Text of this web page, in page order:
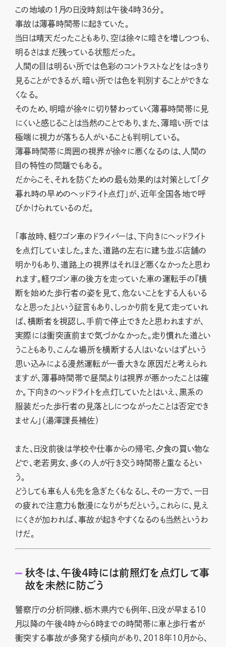
この地域の1月の日没時刻は午後4時36分。
事故は薄暮時間帯に起きていた。
当日は晴天だったこともあり、空は徐々に暗さを増しつつも、
明るさはまだ残っている状態だった。
人間の目は明るい所では色彩のコントラストなどをはっきり
見ることができるが、暗い所では色を判別することができな
くなる。
そのため、明暗が徐々に切り替わっていく薄暮時間帯に見
にくいと感じることは当然のことであり、また、薄暗い所では
極端に視力が落ちる人がいることも判明している。
薄暮時間帯に周囲の視界が徐々に悪くなるのは、人間の
目の特性の問題でもある。
だからこそ、それを防ぐための最も効果的は対策として「夕
暮れ時の早めのヘッドライト点灯」が、近年全国各地で呼
びかけられているのだ。
「事故時、軽ワゴン車のドライバーは、下向きにヘッドライト
を点灯していました。また、道路の左右に建ち並ぶ店舗の
明かりもあり、道路上の視界はそれほど悪くなかったと思わ
れます。軽ワゴン車の後方を走っていた車の運転手の『横
断を始めた歩行者の姿を見て、危ないことをする人もいる
なと思った』という証言もあり、しっかり前を見て走っていれ
ば、横断者を視認し、手前で停止できたと思われますが、
実際には衝突直前まで気づかなかった。走り慣れた道とい
うこともあり、こんな場所を横断する人はいないはずという
思い込みによる漫然運転が一番大きな原因だと考えられ
ますが、薄暮時間帯で昼間よりは視界が悪かったことは確
か。下向きのヘッドライトを点灯していたとはいえ、黒系の
服装だった歩行者の見落としにつながったことは否定でき
ません」（湯澤課長補佐）
また、日没前後は学校や仕事からの帰宅、夕食の買い物な
どで、老若男女、多くの人が行き交う時間帯と重なるとい
う。
どうしても車も人も先を急ぎたくもなるし、その一方で、一日
の疲れで注意力も散漫になりがちだという。これらに、見え
にくさが加われば、事故が起きやすくなるのも当然というわ
けだ。
秋冬は、午後4時には前照灯を点灯して事
故を未然に防ごう
警察庁の分析同様、栃木県内でも例年、日没が早まる10
月以降の午後4時から6時までの時間帯に車と歩行者が
衝突する事故が多発する傾向があり、2018年10月から、